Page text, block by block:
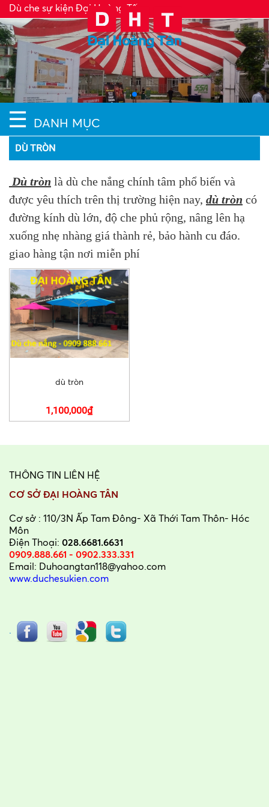
Dù che sự kiện Đại Hoàng Tấn
☰ DANH MỤC
DÙ TRÒN
Dù tròn là dù che nắng chính tâm phổ biến và
được yêu thích trên thị trường hiện nay, dù tròn có
đường kính dù lớn, độ che phủ rộng, nâng lên hạ
xuống nhẹ nhàng giá thành rẻ, bảo hành cu đáo.
giao hàng tận nơi miễn phí
dù tròn
1,100,000₫
THÔNG TIN LIÊN HỆ
CƠ SỞ ĐẠI HOÀNG TÂN
Cơ sở : 110/3N Ấp Tam Đông- Xã Thới Tam Thôn- Hóc
Môn
Điện Thoại: 028.6681.6631
0909.888.661 - 0902.333.331
Email: Duhoangtan118@yahoo.com
www.duchesukien.com
.